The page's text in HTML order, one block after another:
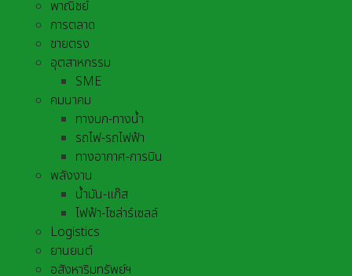
พาณิชย์
การตลาด
ขายตรง
อุตสาหกรรม
SME
คมนาคม
ทางบก-ทางน้ำ
รถไฟ-รถไฟฟ้า
ทางอากาศ-การบิน
พลังงาน
น้ำมัน-แก๊ส
ไฟฟ้า-โซล่าร์เซลล์
Logistics
ยานยนต์
อสังหาริมทรัพย์ฯ